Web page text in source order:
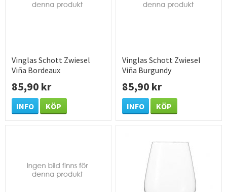
Vinglas Schott Zwiesel
Viña Bordeaux
85,90 kr
INFO KÖP
Vinglas Schott Zwiesel
Viña Burgundy
85,90 kr
INFO KÖP